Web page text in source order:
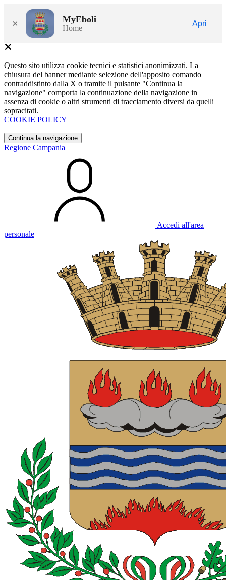
× MyEboli
Home
Apri
Questo sito utilizza cookie tecnici e statistici anonimizzati. La
chiusura del banner mediante selezione dell'apposito comando
contraddistinto dalla X o tramite il pulsante "Continua la
navigazione" comporta la continuazione della navigazione in
assenza di cookie o altri strumenti di tracciamento diversi da quelli
sopracitati.
COOKIE POLICY
Continua la navigazione
Regione Campania
Accedi all'area
personale